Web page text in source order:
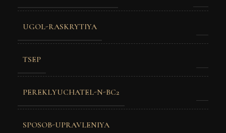
UGOL-RASKRYTIYA
TSEP
PEREKLYUCHATEL-N-BC2
SPOSOB-UPRAVLENIYA